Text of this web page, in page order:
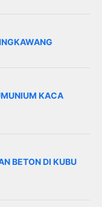
KACA
BETON DI KUBU